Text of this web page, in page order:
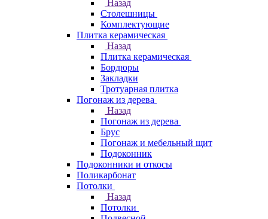
Назад
Столешницы
Комплектующие
Плитка керамическая
Назад
Плитка керамическая
Бордюры
Закладки
Тротуарная плитка
Погонаж из дерева
Назад
Погонаж из дерева
Брус
Погонаж и мебельный щит
Подоконник
Подоконники и откосы
Поликарбонат
Потолки
Назад
Потолки